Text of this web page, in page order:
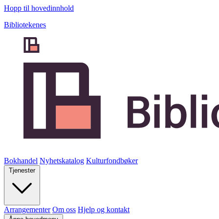
Hopp til hovedinnhold
Bibliotekenes
Bokhandel Nyhetskatalog Kulturfondbøker
Tjenester
Arrangementer Om oss Hjelp og kontakt